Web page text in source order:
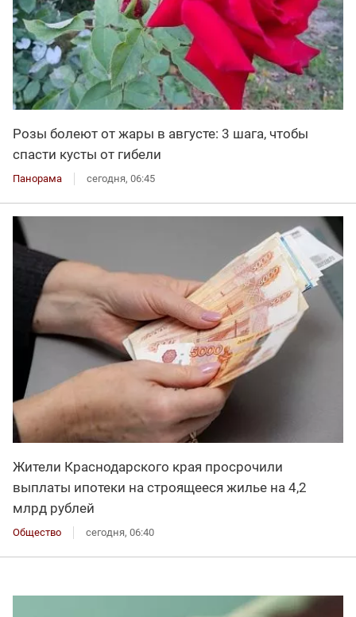
Розы болеют от жары в августе: 3 шага, чтобы
спасти кусты от гибели
Панорама сегодня, 06:45
Жители Краснодарского края просрочили
выплаты ипотеки на строящееся жилье на 4,2
млрд рублей
Общество сегодня, 06:40